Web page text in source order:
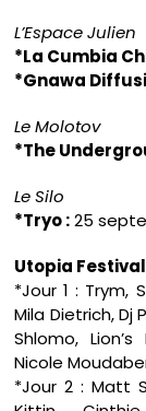
L’Espace Julien
*La Cumbia
*Gnawa
Le Molotov
*The
Le Silo
*Tryo :25
Utopia Festival
*Jour 1 : Trym,
Mila Dietrich, Dj
Shlomo,
Nicole
*Jour 2 : Matt